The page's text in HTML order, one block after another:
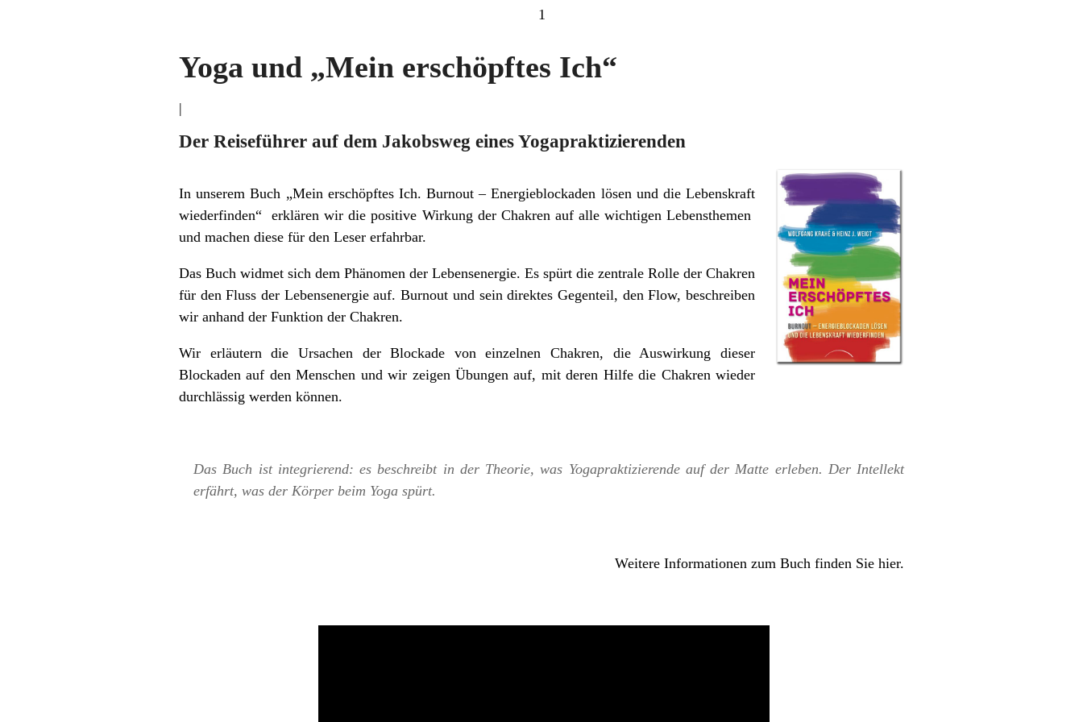
1
Yoga und „Mein erschöpftes Ich“
|
Der Reiseführer auf dem Jakobsweg eines Yogapraktizierenden
In unserem Buch „Mein erschöpftes Ich. Burnout – Energieblockaden lösen und die Lebenskraft
wiederfinden“ erklären wir die positive Wirkung der Chakren auf alle wichtigen Lebensthemen
und machen diese für den Leser erfahrbar.
Das Buch widmet sich dem Phänomen der Lebensenergie. Es spürt die zentrale Rolle der Chakren
für den Fluss der Lebensenergie auf. Burnout und sein direktes Gegenteil, den Flow, beschreiben
wir anhand der Funktion der Chakren.
Wir erläutern die Ursachen der Blockade von einzelnen Chakren, die Auswirkung dieser
Blockaden auf den Menschen und wir zeigen Übungen auf, mit deren Hilfe die Chakren wieder
durchlässig werden können.
Das Buch ist integrierend: es beschreibt in der Theorie, was Yogapraktizierende auf der Matte erleben. Der Intellekt
erfährt, was der Körper beim Yoga spürt.
Weitere Informationen zum Buch finden Sie hier.